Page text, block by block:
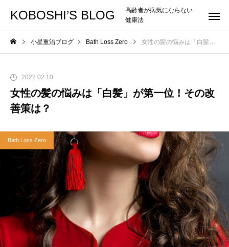
KOBOSHI’S BLOG
高齢者が病気にならない
健康法
小星重治ブログ Bath Loss Zero 女性の髪の悩みは「白髪」が第一位！その改善策は？
2022.02.10
女性の髪の悩みは「白髪」が第一位！その改
善策は？
Bath Loss Zero